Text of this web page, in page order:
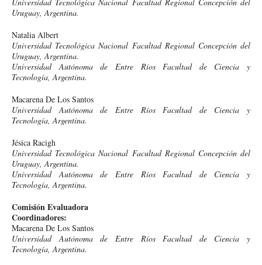
Universidad Tecnológica Nacional Facultad Regional Concepción del
Uruguay, Argentina.
Natalia Albert
Universidad Tecnológica Nacional Facultad Regional Concepción del
Uruguay, Argentina.
Universidad Autónoma de Entre Ríos Facultad de Ciencia y
Tecnología, Argentina.
Macarena De Los Santos
Universidad Autónoma de Entre Ríos Facultad de Ciencia y
Tecnología, Argentina.
Jésica Racigh
Universidad Tecnológica Nacional Facultad Regional Concepción del
Uruguay, Argentina.
Universidad Autónoma de Entre Ríos Facultad de Ciencia y
Tecnología, Argentina.
Comisión Evaluadora
Coordinadores:
Macarena De Los Santos
Universidad Autónoma de Entre Ríos Facultad de Ciencia y
Tecnología, Argentina.